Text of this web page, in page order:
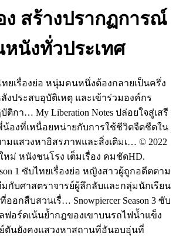
ง สร้างปรากฏการณ์
นังทั่วประเทศ
ทยเรื่องย่อ หนุ่มคนหนึ่งต้องกลายเป็นครึ่ง
ประสบอุบัติเหตุ และเข้าร่วมองค์กร
บัติกา… My Liberation Notes ปล่อยใจสู่เสรี
น้องที่เหนื่อยหน่ายกับการใช้ชีวิตจืดชืดใน
มแสวงหาอิสรภาพและสิ่งเติมเ… © 2022
ม่ หนังชนโรง เต็มเรื่อง คมชัดHD.
1 ซับไทยเรื่องย่อ หญิงสาวผู้ถูกอดีตตาม
กับศาสตราจารย์ผู้ลึกลับและกลุ่มนักเรียน
อกสืบสวนเรื่… Snowpiercer Season 3 ซับ
ฟอร์ดเน้นย้ำกฎของเขาบนรถไฟน้ำแข็ง
ตันยังคงแสวงหาสถานที่อันอบอุ่นที่